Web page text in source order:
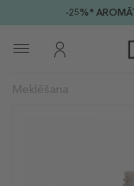
-25%*